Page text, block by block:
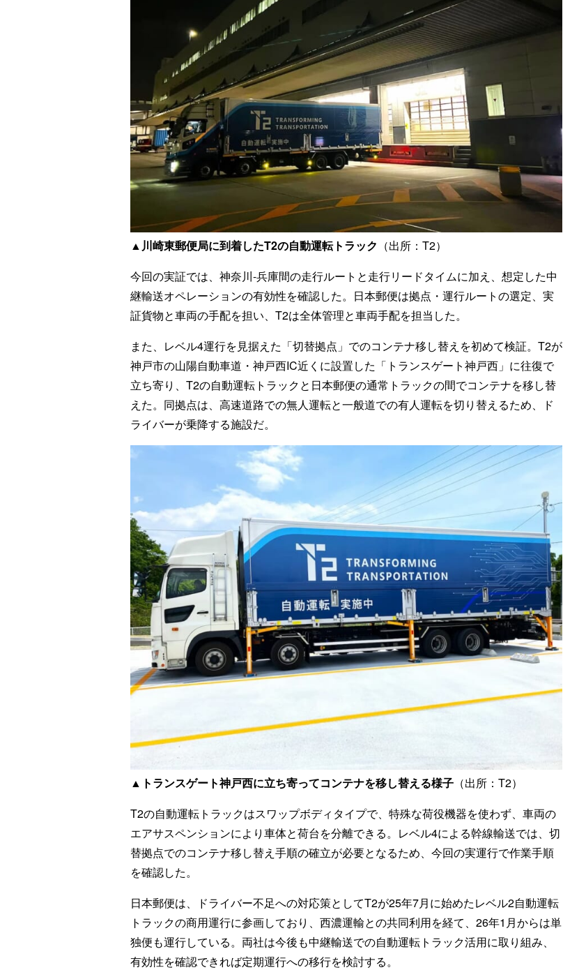
▲川崎東郵便局に到着したT2の自動運転トラック （出所：T2）
今回の実証では、神奈川-兵庫間の走行ルートと走行リードタイムに加え、想定した中
継輸送オペレーションの有効性を確認した。日本郵便は拠点・運行ルートの選定、実
証貨物と車両の手配を担い、T2は全体管理と車両手配を担当した。
また、レベル4運行を見据えた「切替拠点」でのコンテナ移し替えを初めて検証。T2が
神戸市の山陽自動車道・神戸西IC近くに設置した「トランスゲート神戸西」に往復で
立ち寄り、T2の自動運転トラックと日本郵便の通常トラックの間でコンテナを移し替
えた。同拠点は、高速道路での無人運転と一般道での有人運転を切り替えるため、ド
ライバーが乗降する施設だ。
▲トランスゲート神戸西に立ち寄ってコンテナを移し替える様子 （出所：T2）
T2の自動運転トラックはスワップボディタイプで、特殊な荷役機器を使わず、車両の
エアサスペンションにより車体と荷台を分離できる。レベル4による幹線輸送では、切
替拠点でのコンテナ移し替え手順の確立が必要となるため、今回の実運行で作業手順
を確認した。
日本郵便は、ドライバー不足への対応策としてT2が25年7月に始めたレベル2自動運転
トラックの商用運行に参画しており、西濃運輸との共同利用を経て、26年1月からは単
独便も運行している。両社は今後も中継輸送での自動運転トラック活用に取り組み、
有効性を確認できれば定期運行への移行を検討する。